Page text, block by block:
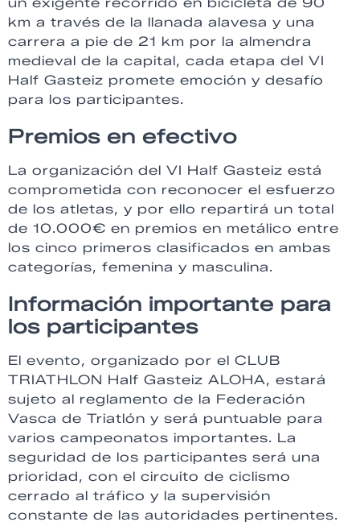
km a través de la llanada alavesa y una
carrera a pie de 21 km por la almendra
medieval de la capital, cada etapa del VI
Half Gasteiz promete emoción y desafío
para los participantes.
Premios en efectivo
La organización del VI Half Gasteiz está
comprometida con reconocer el esfuerzo
de los atletas, y por ello repartirá un total
de 10.000€ en premios en metálico entre
los cinco primeros clasificados en ambas
categorías, femenina y masculina.
Información importante para
los participantes
El evento, organizado por el CLUB
TRIATHLON Half Gasteiz ALOHA, estará
sujeto al reglamento de la Federación
Vasca de Triatlón y será puntuable para
varios campeonatos importantes. La
seguridad de los participantes será una
prioridad, con el circuito de ciclismo
cerrado al tráfico y la supervisión
constante de las autoridades pertinentes.